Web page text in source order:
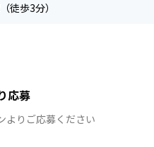
歩3分）
応募
よりご応募ください